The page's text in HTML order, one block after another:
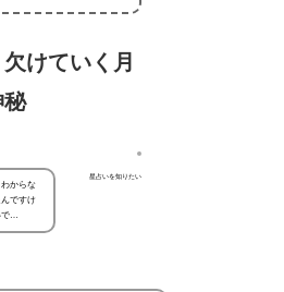
けていく月
秘
星占いを知りたい
からな
ですけ
で…